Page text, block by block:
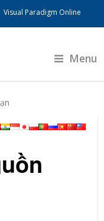
Visual Paradigm Online
Menu